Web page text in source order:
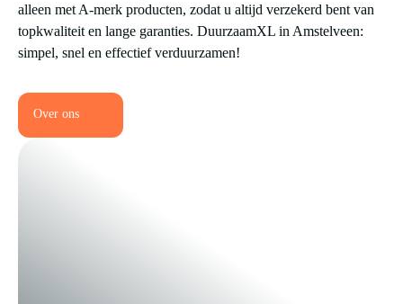
alleen met A-merk producten, zodat u altijd verzekerd bent van
topkwaliteit en lange garanties. DuurzaamXL in Amstelveen:
simpel, snel en effectief verduurzamen!
Over ons